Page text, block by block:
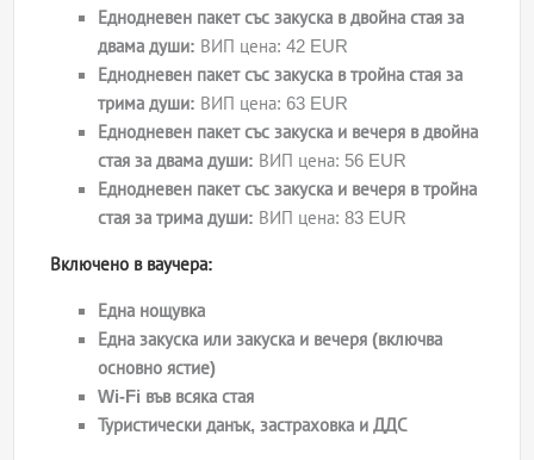
Еднодневен пакет със закуска в двойна стая за
двама души: ВИП цена: 42 EUR
Еднодневен пакет със закуска в тройна стая за
трима души: ВИП цена: 63 EUR
Еднодневен пакет със закуска и вечеря в двойна
стая за двама души: ВИП цена: 56 EUR
Еднодневен пакет със закуска и вечеря в тройна
стая за трима души: ВИП цена: 83 EUR
Включено в ваучера:
Една нощувка
Една закуска или закуска и вечеря (включва
основно ястие)
Wi-Fi във всяка стая
Туристически данък, застраховка и ДДС